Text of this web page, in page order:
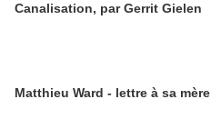
Canalisation, par Gerrit Gielen
Matthieu Ward - lettre à sa mère